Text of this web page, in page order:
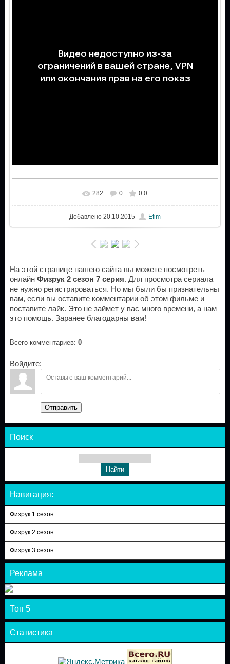
282 0 0.0
Добавлено20.10.2015 Efim
На этой странице нашего сайта вы можете посмотреть
онлайн Физрук 2 сезон 7 серия. Для просмотра сериала
не нужно регистрироваться. Но мы были бы признательны
вам, если вы оставите комментарии об этом фильме и
поставите лайк. Это не займет у вас много времени, а нам
это помощь. Заранее благодарны вам!
Всего комментариев: 0
Войдите:
Отправить
Поиск
Навигация:
Физрук 1 сезон
Физрук 2 сезон
Физрук 3 сезон
Реклама
Топ 5
Статистика